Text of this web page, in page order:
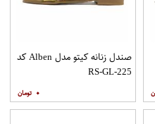
صندل زنانه کیتو مدل Alben کد
RS-GL-225
۰